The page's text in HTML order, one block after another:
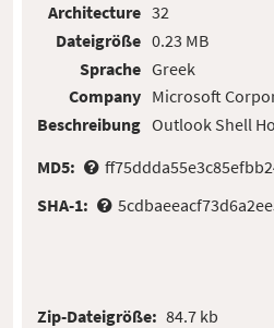
Architecture
Dateigröße
Sprache
Company
Beschreibung
32
0.23 MB
Greek
Microsoft
Outlook Shell
MD5:
SHA-1:
Zip-Dateigröße: 84.7 kb